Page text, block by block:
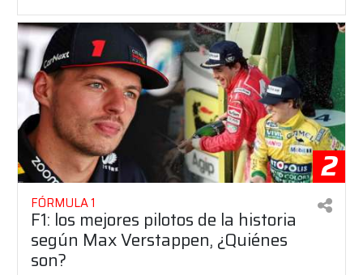
2
FÓRMULA 1
F1: los mejores pilotos de la historia
según Max Verstappen, ¿Quiénes
son?